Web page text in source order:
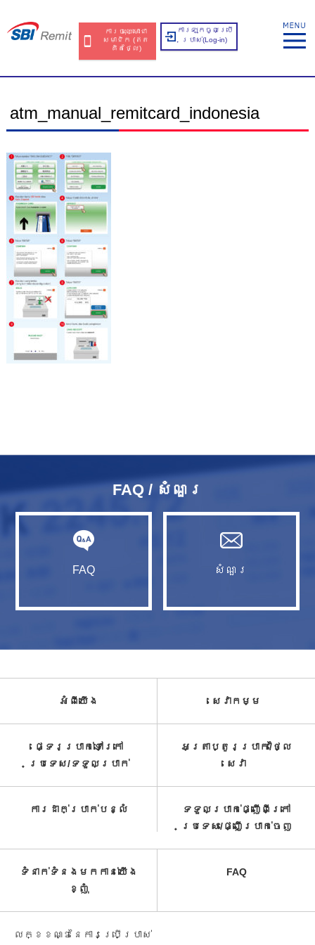
ការចុះឈ្មោះជា
សមាជិក​​ (ឥត​
គិត​ថ្លៃ​)
ការឡុកចូលប្រើ
ប្រាស់​(Log-in)
atm_manual_remitcard_indonesia
FAQ / សំណួរ​
FAQ សំណួរ​
អំពី​យើង សេវាកម្ម​
ផ្ទេរប្រាក់ទៅក្រៅ
ប្រទេស/ទទួល​ប្រាក់​
អត្រាប្តូរប្រាក់/ថ្លៃ
សេវា​
ការដាក់ប្រាក់បន្លំ
ទទួលប្រាក់ផ្ញើពីក្រៅ
ប្រទេស/ផ្ញើប្រាក់ចេញ
ទំនាក់ទំនងមកកាន់យើង
ខ្ញុំ
FAQ
លក្ខខណ្ឌនៃការប្រើប្រាស់